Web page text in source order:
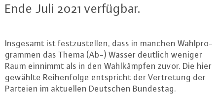
Ende Juli 2021 verfügbar.
Insgesamt ist fest­zu­stel­len, dass in manchen Wahl­pro­
gram­men das Thema (Ab-) Wasser deutlich weniger
Raum einnimmt als in den Wahl­kämp­fen zuvor. Die hier
gewählte Rei­hen­fol­ge ent­spricht der Ver­tre­tung der
Parteien im aktuellen Deutschen Bundestag.